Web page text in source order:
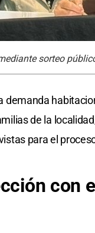
sorteo
demanda
de la
para el
con